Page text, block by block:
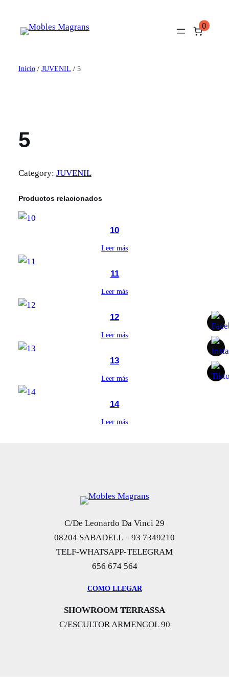
contenido
0
Inicio/ JUVENIL / 5
5
Category: JUVENIL
Productos relacionados
10
Leer más
11
Leer más
12
Leer más
13
Leer más
14
Leer más
C/De Leonardo Da Vinci 29
08204 SABADELL – 93 7349210
TELF-WHATSAPP-TELEGRAM
656 674 564
COMO LLEGAR
SHOWROOM TERRASSA
C/ESCULTOR ARMENGOL 90